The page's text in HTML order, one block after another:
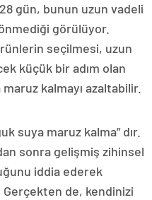
28 gün, bunun uzun vadeli
görülüyor.
seçilmesi, uzun
küçük bir adım olan
kalmayı azaltabilir.
suya maruz kalma” dır.
sonra gelişmiş zihinsel
iddia ederek
de, kendinizi